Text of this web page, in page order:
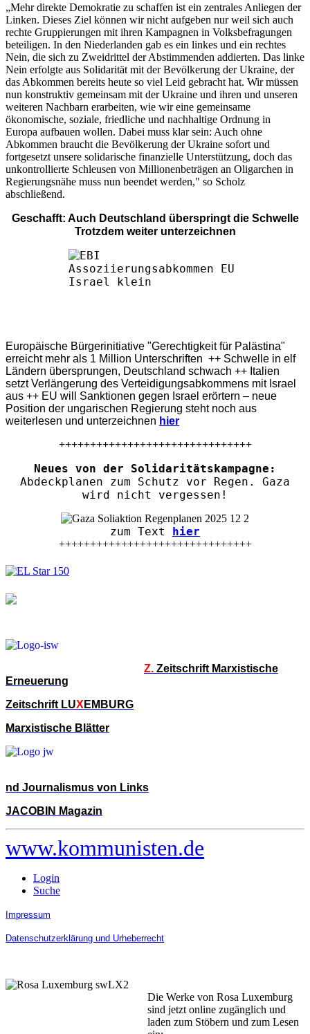
„Mehr direkte Demokratie zu schaffen ist ein zentrales Anliegen der
Linken. Dieses Ziel können wir nicht aufgeben nur weil sich auch
rechte Gruppierungen mit ihren Kampagnen in Volksbefragungen
beteiligen. In den Niederlanden gab es ein linkes und ein rechtes
Nein, die sich zu Zweidrittel der Abstimmenden addierten. Das linke
Nein erfolgte aus Solidarität mit der Bevölkerung der Ukraine, der
das Abkommen bereits heute so viel Leid gebracht hat. Wir müssen
nun konstruktiv gemeinsam mit der Ukraine und ihren und unseren
weiteren Nachbarn erarbeiten, wie wir eine gemeinsame
ökonomische, soziale, friedliche und nachhaltige Ordnung in
Europa aufbauen wollen. Dabei muss klar sein: Auch ohne
Abkommen braucht die Bevölkerung der Ukraine sofort und
fortgesetzt unsere solidarische finanzielle Unterstützung, doch das
unkontrollierte Schleusen von Millionenbeträgen an Oligarchen in
Regierungsnähe muss nun beendet werden," so Scholz
abschließend.
Geschafft: Auch Deutschland überspringt die Schwelle
Trotzdem weiter unterzeichnen
Europäische Bürgerinitiative "Gerechtigkeit für Palästina"
erreicht mehr als 1 Million Unterschriften ++ Schwelle in elf
Ländern übersprungen, Deutschland schwach ++ Italien
setzt Verlängerung des Verteidigungsabkommens mit Israel
aus ++ EU will Sanktionen gegen Israel erörtern – neue
Position der ungarischen Regierung steht noch aus
weiterlesen und unterzeichnen hier
+++++++++++++++++++++++++++++++
Neues von der Solidaritätskampagne:
Abdeckplanen zum Schutz vor Regen. Gaza
wird nicht vergessen!
zum Text hier
+++++++++++++++++++++++++++++++
Z. Zeitschrift Marxistische
Erneuerung
Zeitschrift LUX EMBURG
Marxistische Blätter
nd Journalismus von Links
JACOBIN Magazin
www.kommunisten.de
Login
Suche
Impressum
Datenschutzerklärung und Urheberrecht
Die Werke von Rosa Luxemburg
sind jetzt online zugänglich und
laden zum Stöbern und zum Lesen